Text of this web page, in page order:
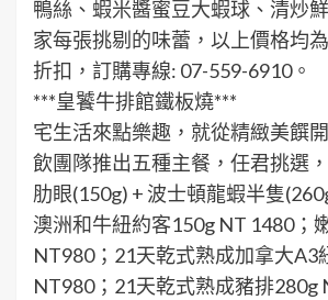
鴨絲、蝦米醬蜜豆大蝦球、清炒
家每張挑剔的味蕾，以上價格均
折扣，訂購專線: 07-559-6910。
***皇饕牛排館鐵板燒***
宅生活來點樂趣，就從精緻美饌
飲團隊推出五種主餐，任君挑選
肋眼(150g) + 波士頓龍蝦半隻
澳洲和牛紐約客150g NT 1480；
NT980；21天乾式熟成加拿大A3
NT980；21天乾式熟成豬排280g